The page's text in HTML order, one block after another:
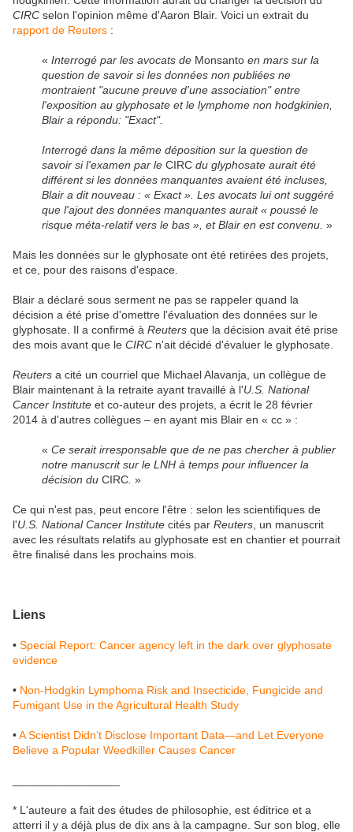
CIRC selon l'opinion même d'Aaron Blair. Voici un extrait du
rapport de Reuters :
«Interrogé par les avocats de Monsanto en mars sur la
question de savoir si les données non publiées ne
montraient "aucune preuve d'une association" entre
l'exposition au glyphosate et le lymphome non hodgkinien,
Blair a répondu: "Exact".
Interrogé dans la même déposition sur la question de
savoir si l'examen par leCIRC du glyphosate aurait été
différent si les données manquantes avaient été incluses,
Blair a dit nouveau : « Exact ». Les avocats lui ont suggéré
que l'ajout des données manquantes aurait « poussé le
risque méta-relatif vers le bas », et Blair en est convenu.»
Mais les données sur le glyphosate ont été retirées des projets,
et ce, pour des raisons d'espace.
Blair a déclaré sous serment ne pas se rappeler quand la
décision a été prise d'omettre l'évaluation des données sur le
glyphosate. Il a confirmé à Reuters que la décision avait été prise
des mois avant que le CIRC n'ait décidé d'évaluer le glyphosate.
Reuters a cité un courriel que Michael Alavanja, un collègue de
Blair maintenant à la retraite ayant travaillé à l'U.S. National
Cancer Institute et co-auteur des projets, a écrit le 28 février
2014 à d'autres collègues – en ayant mis Blair en « cc » :
«Ce serait irresponsable que de ne pas chercher à publier
notre manuscrit sur le LNH à temps pour influencer la
décision duCIRC. »
Ce qui n'est pas, peut encore l'être : selon les scientifiques de
l'U.S. National Cancer Institute cités par Reuters, un manuscrit
avec les résultats relatifs au glyphosate est en chantier et pourrait
être finalisé dans les prochains mois.
Liens
• Special Report: Cancer agency left in the dark over glyphosate
evidence
• Non-Hodgkin Lymphoma Risk and Insecticide, Fungicide and
Fumigant Use in the Agricultural Health Study
•A Scientist Didn’t Disclose Important Data—and Let Everyone
Believe a Popular Weedkiller Causes Cancer
* L'auteure a fait des études de philosophie, est éditrice et a
atterri il y a déjà plus de dix ans à la campagne. Sur son blog, elle